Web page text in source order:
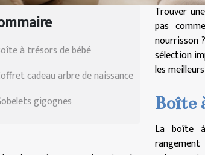
à trésors de bébé
cadeau arbre de naissance
gigognes
Trouver
pas
nourrisson
sélection
les
Boîte
La boîte